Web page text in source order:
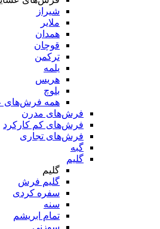
شیراز
ملایر
همدان
قوچان
ترکمن
یلمه
هریس
بلوچ
همه فرش‌های
فرش‌های مدرن
فرش‌های کم کارکرد
فرش‌های تجاری
گبه
گلیم
گلیم
گلیم فرش
سفره کردی
سنه
تمام ابریشم
سوزنی